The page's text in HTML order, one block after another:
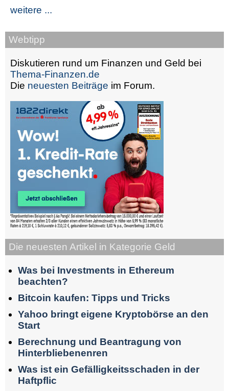
weitere ...
Webtipp
Diskutieren rund um Finanzen und Geld bei
Thema-Finanzen.de
Die neuesten Beiträge im Forum.
Die neuesten Artikel in Kategorie Geld
Was bei Investments in Ethereum
beachten?
Bitcoin kaufen: Tipps und Tricks
Yahoo bringt eigene Kryptobörse an den
Start
Berechnung und Beantragung von
Hinterbliebenenren
Was ist ein Gefälligkeitsschaden in der
Haftpflic